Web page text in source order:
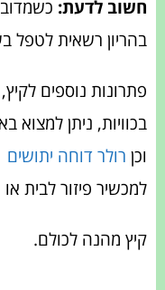
חשוב לדעת:
בהריון רשאית לטפל
פתרונות נוספים
בכוויות, ניתן למצוא
וכן רולר דוחה יתושים
למכשיר פיזור לבית
קיץ מהנה לכולם.